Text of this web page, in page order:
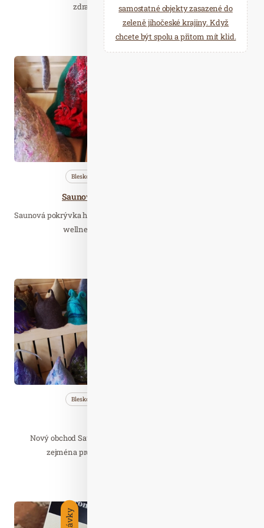
zdravého saunování, přírodních…
Bleskovky
Saunové klobouky a čepice do sauny
Saunová pokrývka hlavy není jen pěkným doplňkem pro pobyt ve
wellness, ale je také velmi účinná pro…
Bleskovky
Nový obchod Saunového mága přináší zajímavé produkty
zejména pro zážitkové a netradiční saunování.…
samostatné objekty zasazené do
zeleně jihočeské krajiny. Když
chcete být spolu a přitom mít klid.